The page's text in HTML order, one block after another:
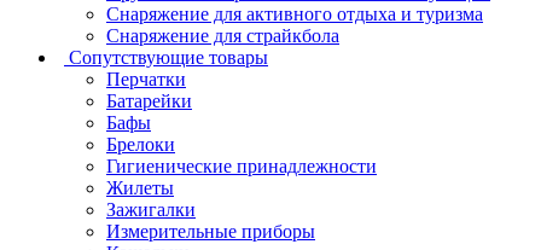
Снаряжение для активного отдыха и туризма
Снаряжение для страйкбола
Сопутствующие товары
Перчатки
Батарейки
Бафы
Брелоки
Гигиенические принадлежности
Жилеты
Зажигалки
Измерительные приборы